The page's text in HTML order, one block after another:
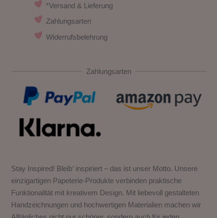
*Versand & Lieferung
Zahlungsarten
Widerrufsbelehrung
Zahlungsarten
Stay Inspired! Bleib‘ inspiriert – das ist unser Motto. Unsere
einzigartigen Papeterie-Produkte verbinden praktische
Funktionalität mit kreativem Design. Mit liebevoll gestalteten
Handzeichnungen und hochwertigen Materialien machen wir